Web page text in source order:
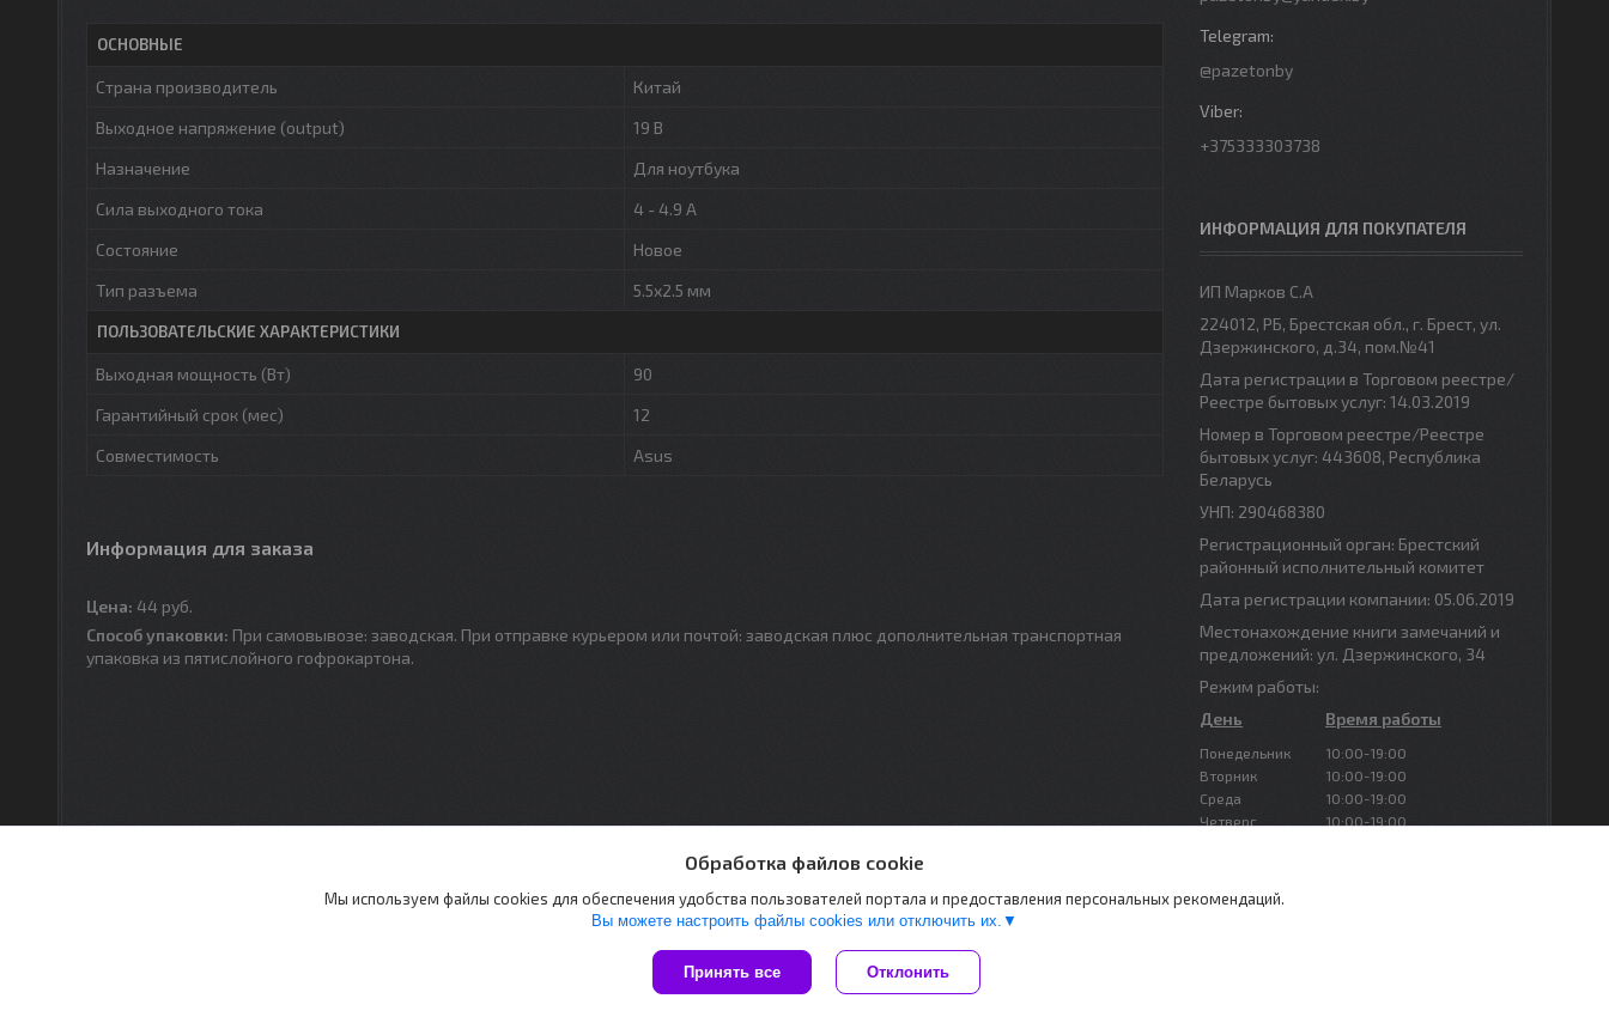
ОСНОВНЫЕ
Страна производитель
Китай
Выходное напряжение (output)
19 В
Назначение
Для ноутбука
Сила выходного тока
4 - 4.9 А
Состояние
Новое
Тип разъема
5.5x2.5 мм
ПОЛЬЗОВАТЕЛЬСКИЕ ХАРАКТЕРИСТИКИ
Выходная мощность (Вт)
90
Гарантийный срок (мес)
12
Совместимость
Asus
Информация для заказа
Цена: 44 руб.
Способ упаковки: При самовывозе: заводская. При отправке курьером или почтой: заводская плюс дополнительная транспортная
упаковка из пятислойного гофрокартона.
@pazetonby
+375333303738
ИНФОРМАЦИЯ ДЛЯ ПОКУПАТЕЛЯ
ИП Марков С.А
224012, РБ, Брестская обл., г. Брест, ул.
Дзержинского, д.34, пом.№41
Дата регистрации в Торговом реестре/
Реестре бытовых услуг: 14.03.2019
Номер в Торговом реестре/Реестре
бытовых услуг: 443608, Республика
Беларусь
УНП: 290468380
Регистрационный орган: Брестский
районный исполнительный комитет
Дата регистрации компании: 05.06.2019
Местонахождение книги замечаний и
предложений: ул. Дзержинского, 34
Режим работы:
День
Время работы
Понедельник
10:00-19:00
Вторник
10:00-19:00
Среда
10:00-19:00
Четверг
10:00-19:00
Воскресенье
Сайт создан на платформе Deal.by
Политика обработки файлов cookies
Обработка файлов cookie
Мы используем файлы cookies для обеспечения удобства пользователей портала и предоставления персональных рекомендаций.
Вы можете настроить файлы cookies или отключить их.
Принять все Отклонить